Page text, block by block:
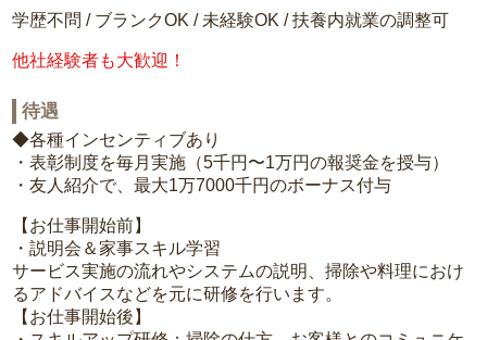
学歴不問 / ブランクOK / 未経験OK / 扶養内就業の調整可
他社経験者も大歓迎！
待遇
◆各種インセンティブあり
・表彰制度を毎月実施（5千円〜1万円の報奨金を授与）
・友人紹介で、最大1万7000千円のボーナス付与
【お仕事開始前】
・説明会＆家事スキル学習
サービス実施の流れやシステムの説明、掃除や料理におけ
るアドバイスなどを元に研修を行います。
【お仕事開始後】